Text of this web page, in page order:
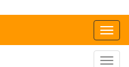
Меню